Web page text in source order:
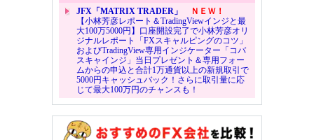
JFX「MATRIX TRADER」
ＮＥＷ！
【小林芳彦レポート＆TradingViewインジと最
大100万5000円】口座開設完了で小林芳彦オリ
ジナルレポート「FXスキャルピングのコツ」
およびTradingView専用インジケーター「コバ
スキャインジ」当日プレゼント＆専用フォー
ムからの申込と合計1万通貨以上の新規取引で
5000円キャッシュバック！さらに取引量に応
じて最大100万円のチャンスも！